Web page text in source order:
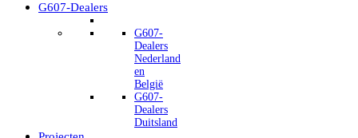
G607-Dealers
G607-
Dealers
Nederland
en
België
G607-
Dealers
Duitsland